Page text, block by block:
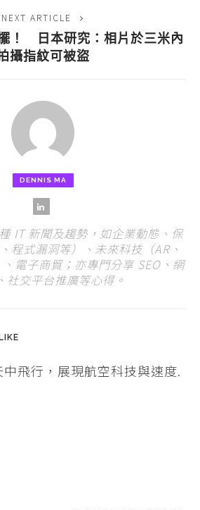
NEXT ARTICLE
！ 日本研究：相片於三米內
攝指紋可被盜
DENNIS MA
IT 新聞及趨勢，如企業動態、保
程式漏洞等）、未來科技（AR、
電子商貿；亦專門分享 SEO、網
社交平台推廣等心得。